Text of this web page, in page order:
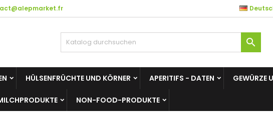

HÜLSENFRÜCHTE UND KÖRNER APERITIFS - DATEN GEWÜRZE
NON-FOOD-PRODUKTE
Mes listes d'envies
Créer une nouvelle liste
((modalTitle))
((confirmMessage))
Wunschliste erstellen
Abbrechen Wunschliste
Anmelden
Sie müssen angemeldet sein, um Artikel Ihrer Wunschliste